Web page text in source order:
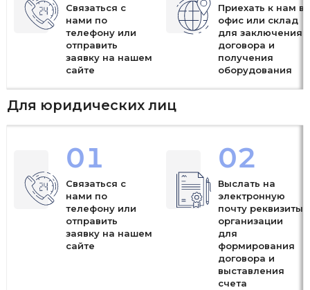
Связаться с
нами по
телефону или
отправить
заявку на нашем
сайте
Приехать к нам в
офис или склад
для заключения
договора и
получения
оборудования
Для юридических лиц
01
Связаться с
нами по
телефону или
отправить
заявку на нашем
сайте
02
Выслать на
электронную
почту реквизиты
организации
для
формирования
договора и
выставления
счета